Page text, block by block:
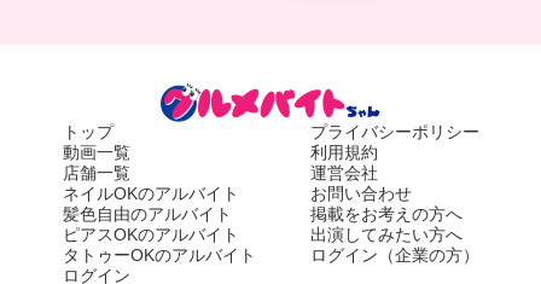
トップ
動画一覧
店舗一覧
ネイルOKのアルバイト
髪色自由のアルバイト
ピアスOKのアルバイト
タトゥーOKのアルバイト
ログイン
プライバシーポリシー
利用規約
運営会社
お問い合わせ
掲載をお考えの方へ
出演してみたい方へ
ログイン（企業の方）